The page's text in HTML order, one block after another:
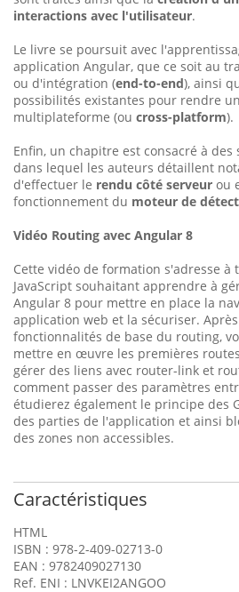
interactions avec l'utilisateur.
Le livre se poursuit avec
application Angular, que ce soit au
ou d'intégration (end-to-end), ainsi
possibilités existantes pour rendre
multiplateforme (ou cross-platform).
Enfin, un chapitre est consacré à des
dans lequel les auteurs détaillent
d'effectuer le rendu côté serveur ou
fonctionnement du moteur de
Vidéo Routing avec Angular 8
Cette vidéo de formation s'adresse à
JavaScript souhaitant apprendre à
Angular 8 pour mettre en place la
application web et la sécuriser.
fonctionnalités de base du routing,
mettre en œuvre les premières
gérer des liens avec router-link et
comment passer des paramètres
étudierez également le principe des
des parties de l'application et ainsi
des zones non accessibles.
Caractéristiques
HTML
ISBN : 978-2-409-02713-0
EAN : 9782409027130
Ref. ENI : LNVKEI2ANGOO